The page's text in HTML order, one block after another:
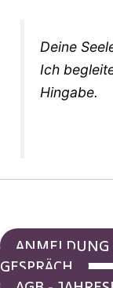
Deine
Ich
Hingabe.
GESPRÄCH